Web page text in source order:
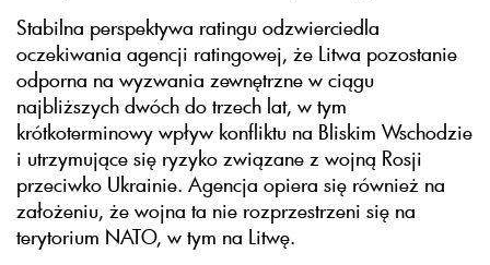
Stabilna perspektywa ratingu odzwierciedla
oczekiwania agencji ratingowej, że Litwa pozostanie
odporna na wyzwania zewnętrzne w ciągu
najbliższych dwóch do trzech lat, w tym
krótkoterminowy wpływ konfliktu na Bliskim Wschodzie
i utrzymujące się ryzyko związane z wojną Rosji
przeciwko Ukrainie. Agencja opiera się również na
założeniu, że wojna ta nie rozprzestrzeni się na
terytorium NATO, w tym na Litwę.